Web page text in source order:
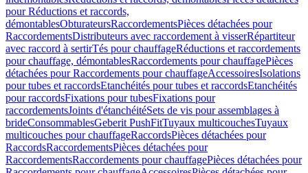
pour Réductions et raccords,
démontablesObturateursRaccordementsPièces détachées pour
RaccordementsDistributeurs avec raccordement à visserRépartiteur
avec raccord à sertirTés pour chauffageRéductions et raccordements
pour chauffage, démontablesRaccordements pour chauffagePièces
détachées pour Raccordements pour chauffageAccessoiresIsolations
pour tubes et raccordsEtanchéités pour tubes et raccordsEtanchéités
pour raccordsFixations pour tubesFixations pour
raccordementsJoints d'étanchéitéSets de vis pour assemblages à
brideConsommablesGeberit PushFitTuyaux multicouchesTuyaux
multicouches pour chauffageRaccordsPièces détachées pour
RaccordsRaccordementsPièces détachées pour
RaccordementsRaccordements pour chauffagePièces détachées pour